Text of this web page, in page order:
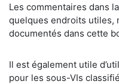
​Les commentaires dans
quelques endroits utiles,
documentés dans cette
​Il est également utile
pour les sous-VIs